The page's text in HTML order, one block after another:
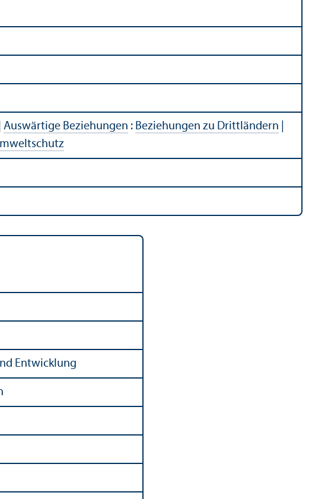
Auswärtige Beziehungen : Beziehungen zu Drittländern
Entwicklung